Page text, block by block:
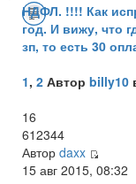
НДФЛ. !!!! Как
год. И вижу, что
зп, то есть 30
1, 2 Автор billy10
16
612344
Автор daxx
15 авг 2015, 08:32